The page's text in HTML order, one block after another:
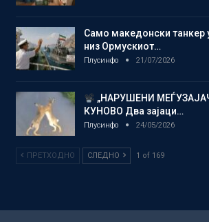
Само македонски танкер
низ Ормускиот…
Плусинфо 21/07/2026
„НАРУШЕНИ
КУНОВО Два зајаци…
Плусинфо 24/05/2026
ПРЕТХОДНО СЛЕДНО 1 of 169